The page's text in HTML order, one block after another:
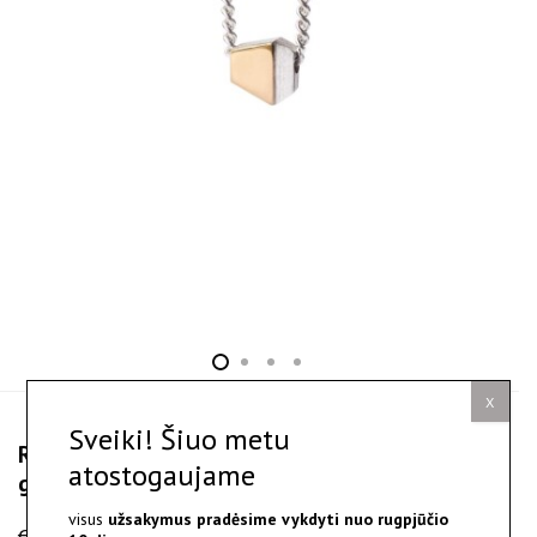
Rigami - sidabro ir aukso pakabukas su
grandinėle
Sveiki! Šiuo metu
atostogaujame
visus užsakymus pradėsime vykdyti nuo rugpjūčio
X